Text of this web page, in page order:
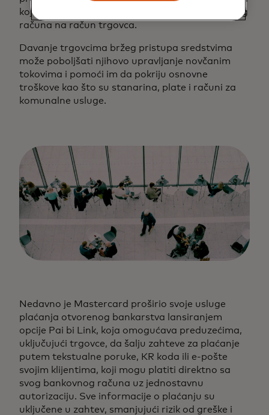
koja će zatim poslati sredstva sa svog bankovnog
računa na račun trgovca.
Davanje trgovcima bržeg pristupa sredstvima
može poboljšati njihovo upravljanje novčanim
tokovima i pomoći im da pokriju osnovne
troškove kao što su stanarina, plate i računi za
komunalne usluge.
Nedavno je Mastercard proširio svoje usluge
plaćanja otvorenog bankarstva lansiranjem
opcije Pai bi Link, koja omogućava preduzećima,
uključujući trgovce, da šalju zahteve za plaćanje
putem tekstualne poruke, KR koda ili e-pošte
svojim klijentima, koji mogu platiti direktno sa
svog bankovnog računa uz jednostavnu
autorizaciju. Sve informacije o plaćanju su
uključene u zahtev, smanjujući rizik od greške i